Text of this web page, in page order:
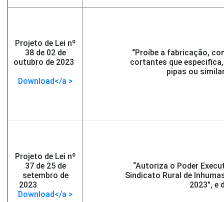
Projeto de Lei nº
38 de 02 de
outubro de 2023
Download</a >
“Proíbe a fabricação,
cortantes que
pipas ou
Projeto de Lei nº
37 de 25 de
setembro de
2023
Download</a >
“Autoriza o Poder
Sindicato Rural de
2023″, e